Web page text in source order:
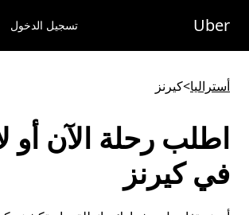
للوصول
المحتوى
Uber تسجيل الدخول
أستراليا>كيرنز
اطلب رحلة الآن أو
في كيرنز